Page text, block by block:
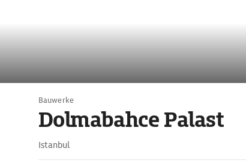
Bauwerke
Dolmabahce Palast
Istanbul